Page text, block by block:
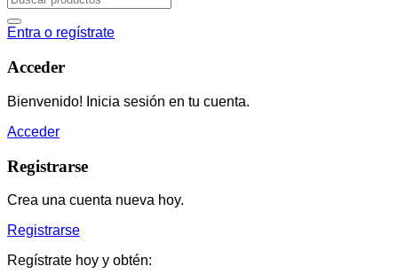
Entra o regístrate
Acceder
Bienvenido! Inicia sesión en tu cuenta.
Acceder
Registrarse
Crea una cuenta nueva hoy.
Registrarse
Regístrate hoy y obtén: